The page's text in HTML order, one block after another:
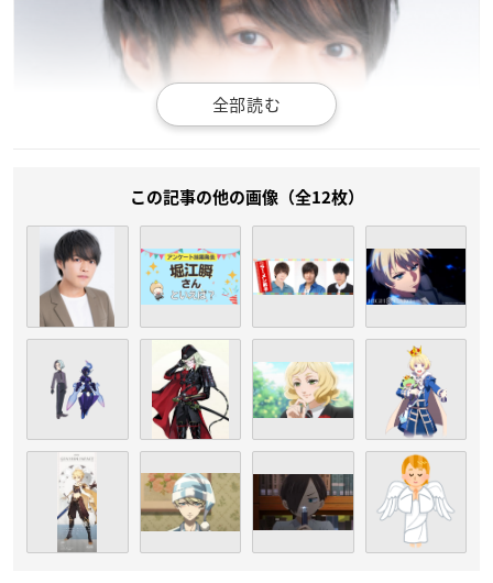
引用：ラクーンドッグ
堀江瞬さんは大阪府出身で現在ラクーンドッグに所属してお
り、今年で31歳を迎えます。
この記事の他の画像（全12枚）